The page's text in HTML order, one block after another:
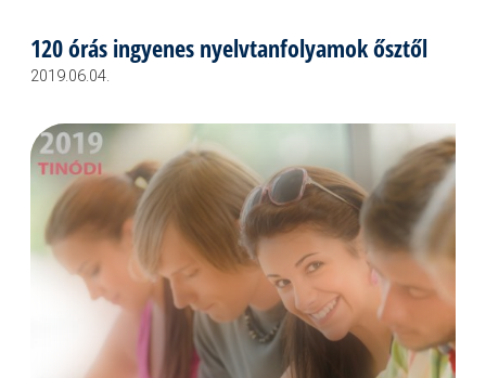
120 órás ingyenes nyelvtanfolyamok ősztől
2019.06.04.